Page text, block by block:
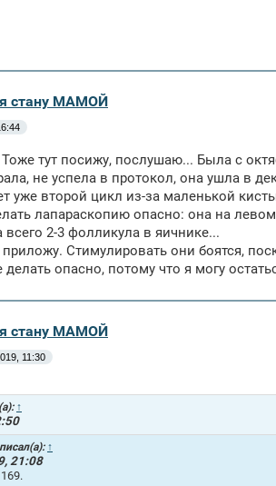
я стану МАМОЙ
тут посижу, послушаю... Была с
не успела в протокол, она ушла в
уже второй цикл из-за маленькой
лапараскопию опасно: она на
2-3 фолликула в яичнике...
Стимулировать они боятся,
опасно, потому что я могу
я стану МАМОЙ
11:30
↑
↑
21:08